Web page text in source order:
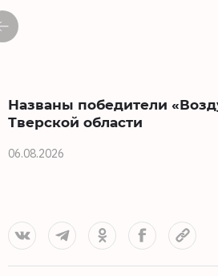
Названы победители
Тверской области
06.08.2026